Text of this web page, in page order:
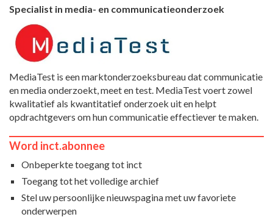
Specialist in media- en communicatieonderzoek
MediaTest is een marktonderzoeksbureau dat communicatie
en media onderzoekt, meet en test. MediaTest voert zowel
kwalitatief als kwantitatief onderzoek uit en helpt
opdrachtgevers om hun communicatie effectiever te maken.
Word inct.abonnee
Onbeperkte toegang tot inct
Toegang tot het volledige archief
Stel uw persoonlijke nieuwspagina met uw favoriete
onderwerpen